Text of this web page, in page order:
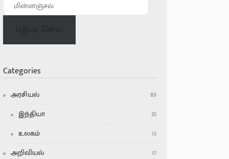
Categories
அரசியல்
89
இந்தியா
35
உலகம்
13
அறிவியல்
17